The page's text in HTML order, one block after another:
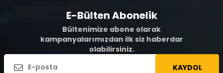
E-Bülten Abonelik
Bültenimize abone olarak
kampanyalarımızdan ilk siz haberdar
olabilirsiniz.
KAYDOL